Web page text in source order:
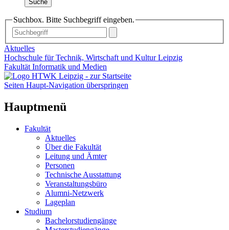
Suche
Suchbox. Bitte Suchbegriff eingeben.
Aktuelles
Hochschule für Technik, Wirtschaft und Kultur Leipzig
Fakultät Informatik und Medien
Seiten Haupt-Navigation überspringen
Hauptmenü
Fakultät
Aktuelles
Über die Fakultät
Leitung und Ämter
Personen
Technische Ausstattung
Veranstaltungsbüro
Alumni-Netzwerk
Lageplan
Studium
Bachelorstudiengänge